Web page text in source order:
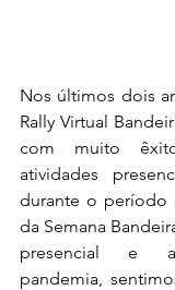
Nos últimos dois
Rally Virtual
com muito
atividades
durante o período
da Semana
presencial e
pandemia,